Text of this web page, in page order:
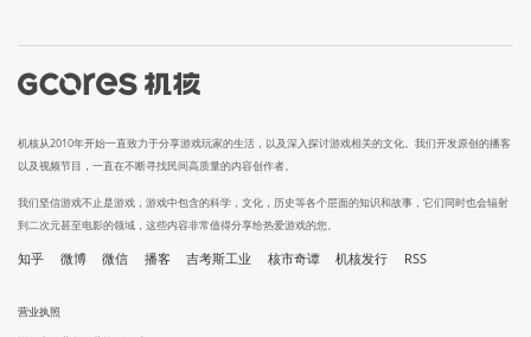
机核从2010年开始一直致力于分享游戏玩家的生活，以及深入探讨游戏相关的文化。我们开发原创的播客
以及视频节目，一直在不断寻找民间高质量的内容创作者。
我们坚信游戏不止是游戏，游戏中包含的科学，文化，历史等各个层面的知识和故事，它们同时也会辐射
到二次元甚至电影的领域，这些内容非常值得分享给热爱游戏的您。
知乎 微博 微信 播客 吉考斯工业 核市奇谭 机核发行 RSS
营业执照